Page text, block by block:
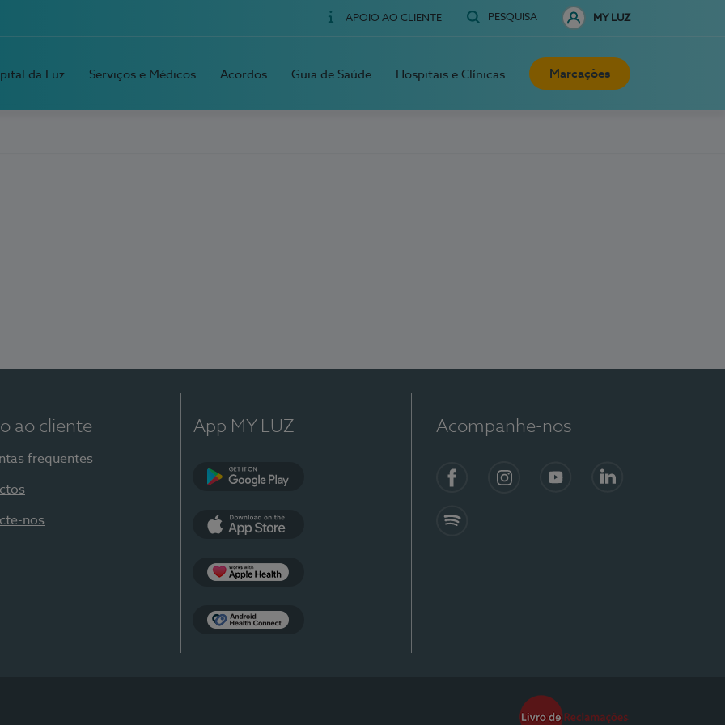
APOIO AO CLIENTE PESQUISA MY LUZ
da Luz Serviços e Médicos Acordos Guia de Saúde Hospitais e Clínicas Marcações
ao cliente
frequentes
nos
App MY LUZ Acompanhe-nos